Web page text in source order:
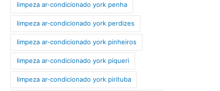
limpeza ar-condicionado york penha
limpeza ar-condicionado york perdizes
limpeza ar-condicionado york pinheiros
limpeza ar-condicionado york piqueri
limpeza ar-condicionado york pirituba